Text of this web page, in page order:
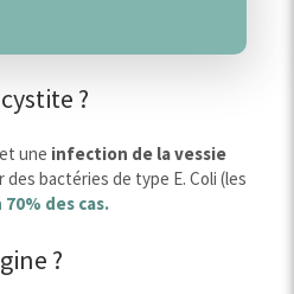
?
et une infection de la vessie
bactéries de type E. Coli (les
des cas.
?